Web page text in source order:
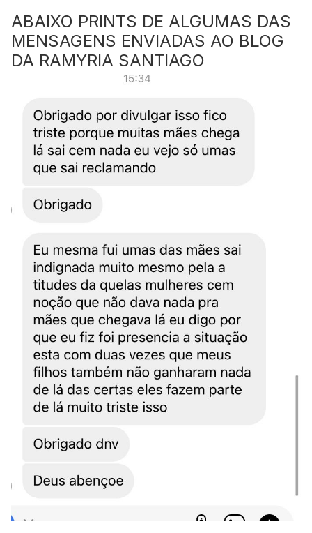
ABAIXO PRINTS DE ALGUMAS DAS
MENSAGENS ENVIADAS AO BLOG
DA RAMYRIA SANTIAGO